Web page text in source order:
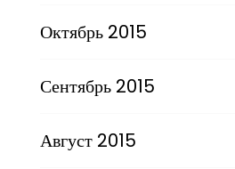
Октябрь 2015
Сентябрь 2015
Август 2015